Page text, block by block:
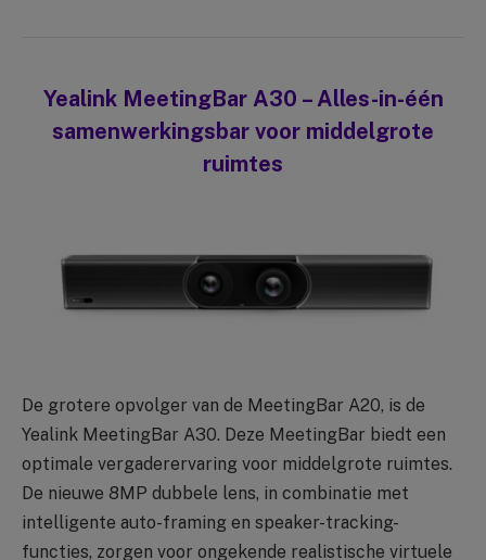
Yealink MeetingBar A30 – Alles-in-één
samenwerkingsbar voor middelgrote
ruimtes
De grotere opvolger van de MeetingBar A20, is de
Yealink MeetingBar A30. Deze MeetingBar biedt een
optimale vergaderervaring voor middelgrote ruimtes.
De nieuwe 8MP dubbele lens, in combinatie met
intelligente auto-framing en speaker-tracking-
functies, zorgen voor ongekende realistische virtuele